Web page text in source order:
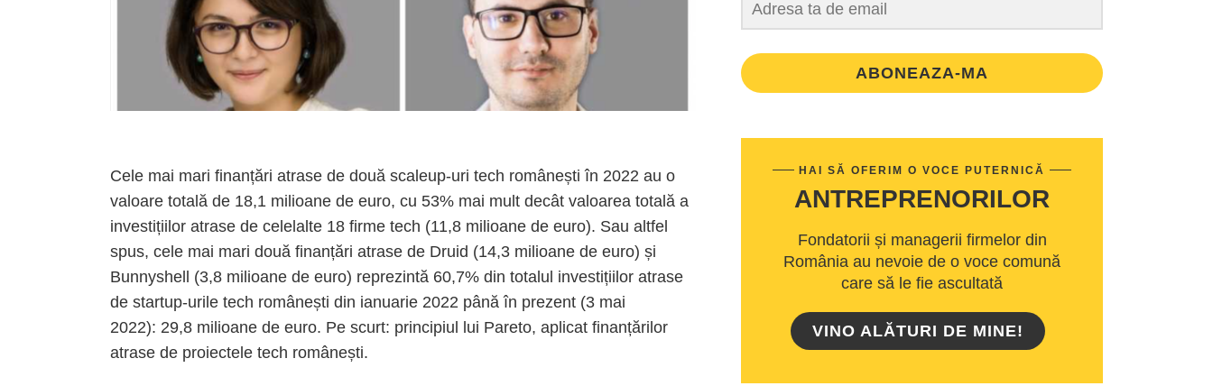
Cele mai mari finanțări atrase de două scaleup-uri tech românești în 2022 au o
valoare totală de 18,1 milioane de euro, cu 53% mai mult decât valoarea totală a
investițiilor atrase de celelalte 18 firme tech (11,8 milioane de euro). Sau altfel
spus, cele mai mari două finanțări atrase de Druid (14,3 milioane de euro) și
Bunnyshell (3,8 milioane de euro) reprezintă 60,7% din totalul investițiilor atrase
de startup-urile tech românești din ianuarie 2022 până în prezent (3 mai
2022): 29,8 milioane de euro. Pe scurt: principiul lui Pareto, aplicat finanțărilor
atrase de proiectele tech românești.
ABONEAZA-MA
HAI SĂ OFERIM O VOCE PUTERNICĂ
ANTREPRENORILOR
Fondatorii și managerii firmelor din
România au nevoie de o voce comună
care să le fie ascultată
VINO ALĂTURI DE MINE!